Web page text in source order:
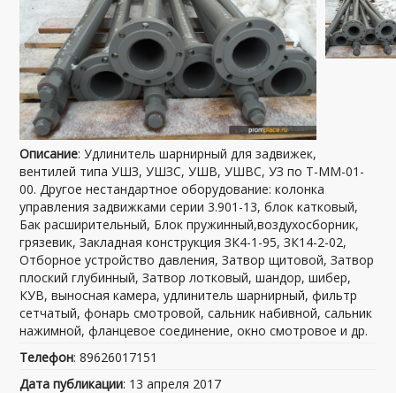
Описание: Удлинитель шарнирный для задвижек,
вентилей типа УШЗ, УШЗС, УШВ, УШВС, УЗ по Т-ММ-01-
00. Другое нестандартное оборудование: колонка
управления задвижками серии 3.901-13, блок катковый,
Бак расширительный, Блок пружинный,воздухосборник,
грязевик, Закладная конструкция ЗК4-1-95, ЗК14-2-02,
Отборное устройство давления, Затвор щитовой, Затвор
плоский глубинный, Затвор лотковый, шандор, шибер,
КУВ, выносная камера, удлинитель шарнирный, фильтр
сетчатый, фонарь смотровой, сальник набивной, сальник
нажимной, фланцевое соединение, окно смотровое и др.
Телефон: 89626017151
Дата публикации: 13 апреля 2017